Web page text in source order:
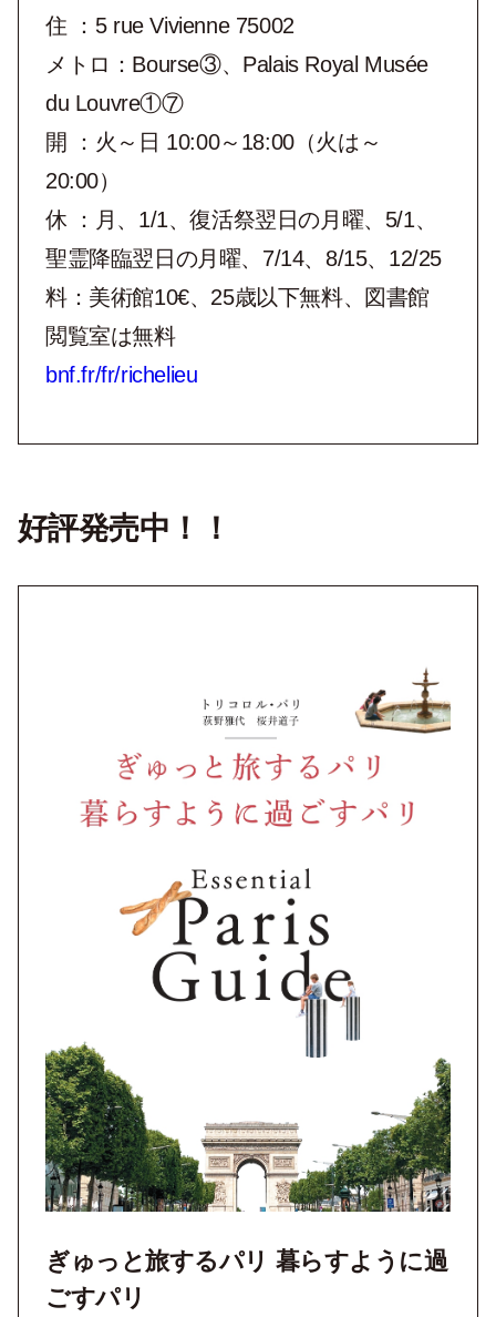
住 ：5 rue Vivienne 75002
メトロ：Bourse③、Palais Royal Musée
du Louvre①⑦
開 ：火～日 10:00～18:00（火は～
20:00）
休 ：月、1/1、復活祭翌日の月曜、5/1、
聖霊降臨翌日の月曜、7/14、8/15、12/25
料：美術館10€、25歳以下無料、図書館
閲覧室は無料
bnf.fr/fr/richelieu
好評発売中！！
ぎゅっと旅するパリ 暮らすように過
ごすパリ